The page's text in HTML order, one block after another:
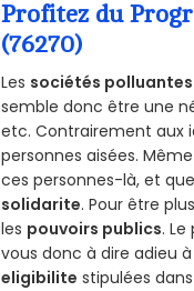
Profitez du
(76270)
Les sociétés polluantes
semble donc être une
etc. Contrairement aux
personnes aisées.
ces personnes-là, et
solidarite. Pour être
les pouvoirs publics.
vous donc à dire adieu
eligibilite stipulées